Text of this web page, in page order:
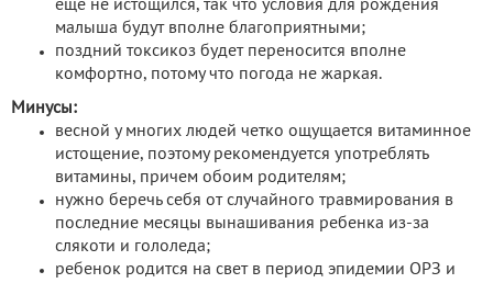
еще не истощился, так что условия для рождения
малыша будут вполне благоприятными;
поздний токсикоз будет переносится вполне
комфортно, потому что погода не жаркая.
Минусы:
весной у многих людей четко ощущается витаминное
истощение, поэтому рекомендуется употреблять
витамины, причем обоим родителям;
нужно беречь себя от случайного травмирования в
последние месяцы вынашивания ребенка из-за
слякоти и гололеда;
ребенок родится на свет в период эпидемии ОРЗ и